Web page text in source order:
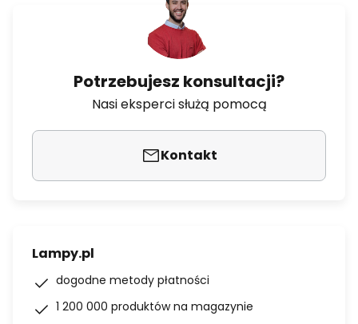
Potrzebujesz konsultacji?
Nasi eksperci służą pomocą
Kontakt
Lampy.pl
dogodne metody płatności
1 200 000 produktów na magazynie